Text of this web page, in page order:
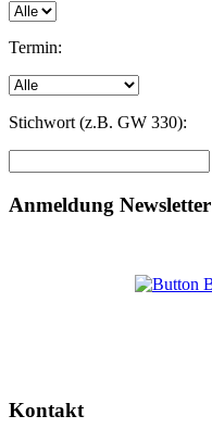
Termin:
Stichwort (z.B. GW 330):
Anmeldung Newsletter
Kontakt